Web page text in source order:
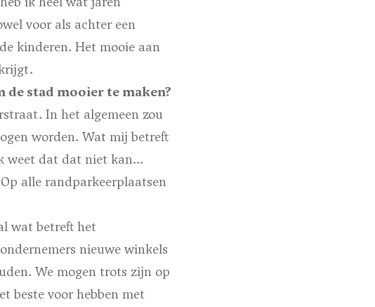
voor als achter een
kinderen. Het mooie aan
stad mooier te maken?
In het algemeen zou
worden. Wat mij betreft
weet dat dat niet kan...
alle randparkeerplaatsen
wat betreft het
nieuwe winkels
We mogen trots zijn op
beste voor hebben met